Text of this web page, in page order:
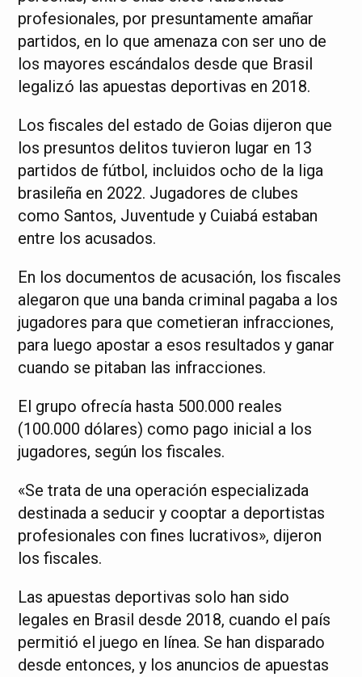
profesionales, por presuntamente amañar
partidos, en lo que amenaza con ser uno de
los mayores escándalos desde que Brasil
legalizó las apuestas deportivas en 2018.
Los fiscales del estado de Goias dijeron que
los presuntos delitos tuvieron lugar en 13
partidos de fútbol, incluidos ocho de la liga
brasileña en 2022. Jugadores de clubes
como Santos, Juventude y Cuiabá estaban
entre los acusados.
En los documentos de acusación, los fiscales
alegaron que una banda criminal pagaba a los
jugadores para que cometieran infracciones,
para luego apostar a esos resultados y ganar
cuando se pitaban las infracciones.
El grupo ofrecía hasta 500.000 reales
(100.000 dólares) como pago inicial a los
jugadores, según los fiscales.
«Se trata de una operación especializada
destinada a seducir y cooptar a deportistas
profesionales con fines lucrativos», dijeron
los fiscales.
Las apuestas deportivas solo han sido
legales en Brasil desde 2018, cuando el país
permitió el juego en línea. Se han disparado
desde entonces, y los anuncios de apuestas